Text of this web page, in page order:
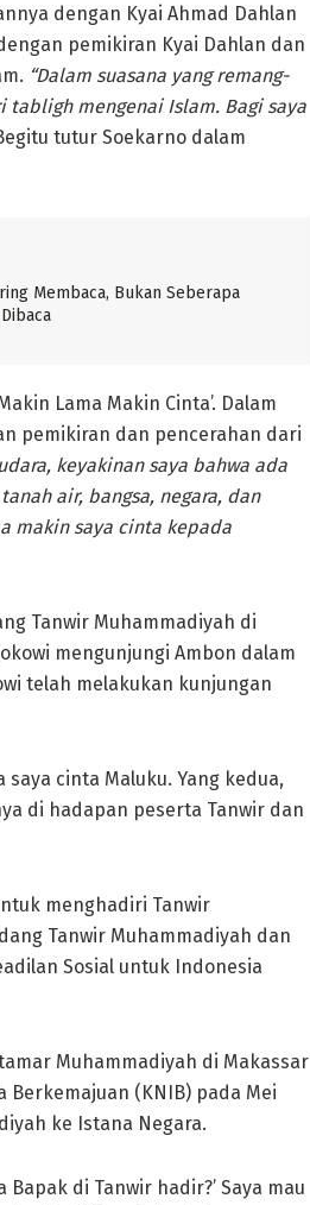
dengan Kyai Ahmad Dahlan
pemikiran Kyai Dahlan dan
“Dalam suasana yang remang-
mengenai Islam. Bagi saya
tutur Soekarno dalam
Membaca, Bukan Seberapa
Lama Makin Cinta’. Dalam
pemikiran dan pencerahan dari
keyakinan saya bahwa ada
air, bangsa, negara, dan
makin saya cinta kepada
Tanwir Muhammadiyah di
mengunjungi Ambon dalam
telah melakukan kunjungan
cinta Maluku. Yang kedua,
di hadapan peserta Tanwir dan
menghadiri Tanwir
Tanwir Muhammadiyah dan
Sosial untuk Indonesia
Muhammadiyah di Makassar
Berkemajuan (KNIB) pada Mei
ke Istana Negara.
di Tanwir hadir?’ Saya mau